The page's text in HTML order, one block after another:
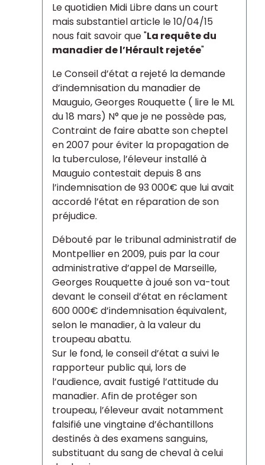
Le quotidien Midi Libre dans un court
mais substantiel article le 10/04/15
nous fait savoir que "La requête du
manadier de l’Hérault rejetée"
Le Conseil d’état a rejeté la demande
d’indemnisation du manadier de
Mauguio, Georges Rouquette ( lire le ML
du 18 mars) N° que je ne possède pas,
Contraint de faire abatte son cheptel
en 2007 pour éviter la propagation de
la tuberculose, l’éleveur installé à
Mauguio contestait depuis 8 ans
l’indemnisation de 93 000€ que lui avait
accordé l’état en réparation de son
préjudice.
Débouté par le tribunal administratif de
Montpellier en 2009, puis par la cour
administrative d’appel de Marseille,
Georges Rouquette à joué son va-tout
devant le conseil d’état en réclament
600 000€ d’indemnisation équivalent,
selon le manadier, à la valeur du
troupeau abattu.
Sur le fond, le conseil d’état a suivi le
rapporteur public qui, lors de
l’audience, avait fustigé l’attitude du
manadier. Afin de protéger son
troupeau, l’éleveur avait notamment
falsifié une vingtaine d’échantillons
destinés à des examens sanguins,
substituant du sang de cheval à celui